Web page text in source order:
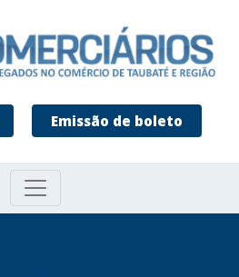
Emissão de boleto